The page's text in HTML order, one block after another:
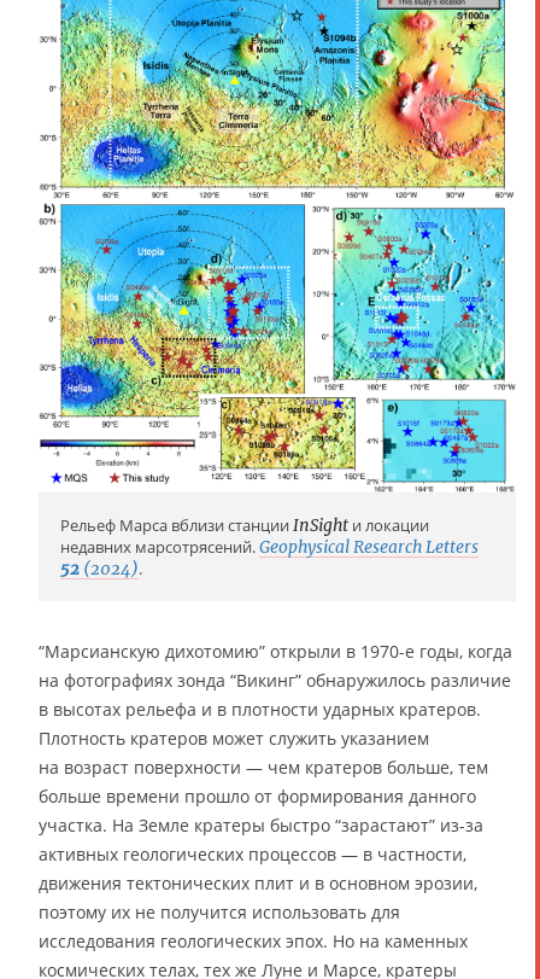
Рельеф Марса вблизи станции InSight и локации
недавних марсотрясений.Geophysical Research Letters
52 (2024).
“Марсианскую дихотомию” открыли в 1970-е годы, когда
на фотографиях зонда “Викинг” обнаружилось различие
в высотах рельефа и в плотности ударных кратеров.
Плотность кратеров может служить указанием
на возраст поверхности — чем кратеров больше, тем
больше времени прошло от формирования данного
участка. На Земле кратеры быстро “зарастают” из-за
активных геологических процессов — в частности,
движения тектонических плит и в основном эрозии,
поэтому их не получится использовать для
исследования геологических эпох. Но на каменных
космических телах, тех же Луне и Марсе, кратеры